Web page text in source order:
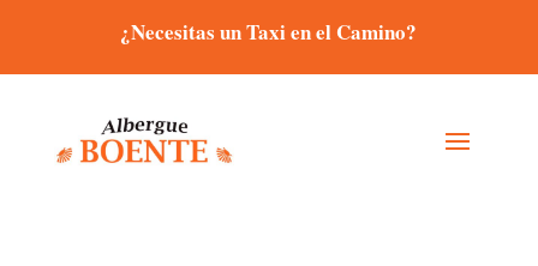
¿Necesitas un Taxi en el Camino?